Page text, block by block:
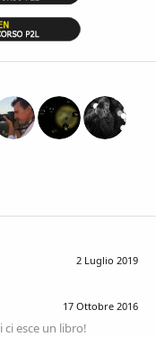
2 Luglio 2019
17 Ottobre 2016
ci esce un libro!